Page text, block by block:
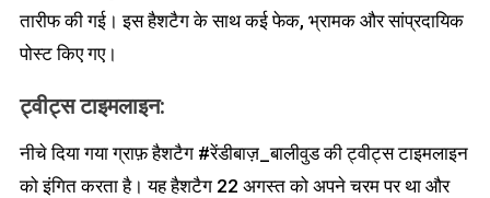
तारीफ की गई। इस हैशटैग के साथ कई फेक, भ्रामक और सांप्रदायिक
पोस्ट किए गए।
ट्वीट्स टाइमलाइन:
नीचे दिया गया ग्राफ़ हैशटैग #रेंडीबाज़_बालीवुड की ट्वीट्स टाइमलाइन
को इंगित करता है। यह हैशटैग 22 अगस्त को अपने चरम पर था और